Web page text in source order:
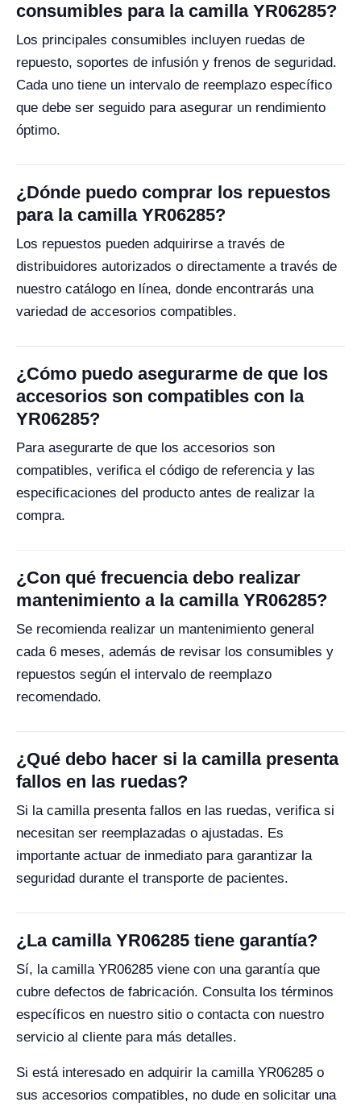
consumibles para la camilla YR06285?
Los principales consumibles incluyen ruedas de
repuesto, soportes de infusión y frenos de seguridad.
Cada uno tiene un intervalo de reemplazo específico
que debe ser seguido para asegurar un rendimiento
óptimo.
¿Dónde puedo comprar los repuestos
para la camilla YR06285?
Los repuestos pueden adquirirse a través de
distribuidores autorizados o directamente a través de
nuestro catálogo en línea, donde encontrarás una
variedad de accesorios compatibles.
¿Cómo puedo asegurarme de que los
accesorios son compatibles con la
YR06285?
Para asegurarte de que los accesorios son
compatibles, verifica el código de referencia y las
especificaciones del producto antes de realizar la
compra.
¿Con qué frecuencia debo realizar
mantenimiento a la camilla YR06285?
Se recomienda realizar un mantenimiento general
cada 6 meses, además de revisar los consumibles y
repuestos según el intervalo de reemplazo
recomendado.
¿Qué debo hacer si la camilla presenta
fallos en las ruedas?
Si la camilla presenta fallos en las ruedas, verifica si
necesitan ser reemplazadas o ajustadas. Es
importante actuar de inmediato para garantizar la
seguridad durante el transporte de pacientes.
¿La camilla YR06285 tiene garantía?
Sí, la camilla YR06285 viene con una garantía que
cubre defectos de fabricación. Consulta los términos
específicos en nuestro sitio o contacta con nuestro
servicio al cliente para más detalles.
Si está interesado en adquirir la camilla YR06285 o
sus accesorios compatibles, no dude en solicitar una